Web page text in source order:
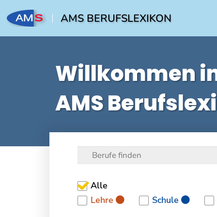
AMS BERUFSLEXIKON
Willkommen
AMS
Alle
Lehre
Schule